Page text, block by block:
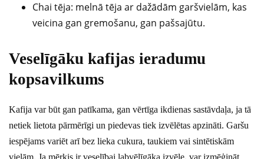
Chai tēja: melnā tēja ar dažādām garšvielām, kas
veicina gan gremošanu, gan pašsajūtu.
Veselīgāku kafijas ieradumu
kopsavilkums
Kafija var būt gan patīkama, gan vērtīga ikdienas sastāvdaļa, ja tā
netiek lietota pārmērīgi un piedevas tiek izvēlētas apzināti. Garšu
iespējams variēt arī bez lieka cukura, taukiem vai sintētiskām